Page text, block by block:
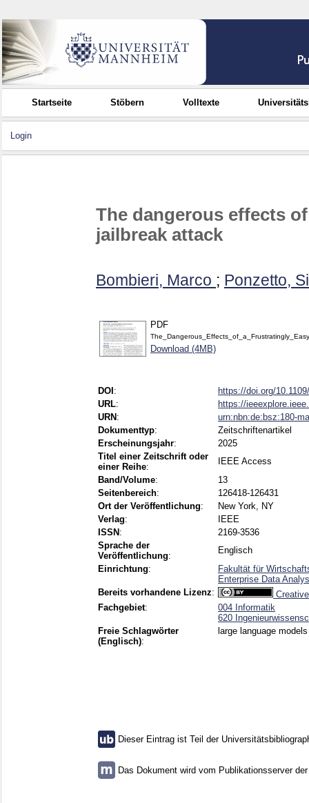
Startseite Stöbern Volltexte
Login
The dangerous effects
jailbreak attack
Bombieri, Marco ; Ponzetto,
PDF
Download (4MB)
DOI :
https://doi.org/
URL:
https://
URN :
urn:nbn:de:bsz:180-
Dokumenttyp:
Zeitschriftenartikel
Erscheinungsjahr:
2025
Titel einer Zeitschrift oder
einer Reihe:
IEEE Access
Band/Volume:
13
Seitenbereich:
126418-126431
Ort der Veröffentlichung:
New York, NY
Verlag:
IEEE
ISSN :
2169-3536
Sprache der
Veröffentlichung:
Englisch
Einrichtung:
Fakultät für
Enterprise Data
Bereits vorhandene Lizenz:
Fachgebiet:
004 Informatik
620
Freie Schlagwörter
(Englisch):
large language
Dieser Eintrag ist Teil der
Das Dokument wird vom Publikationsserver